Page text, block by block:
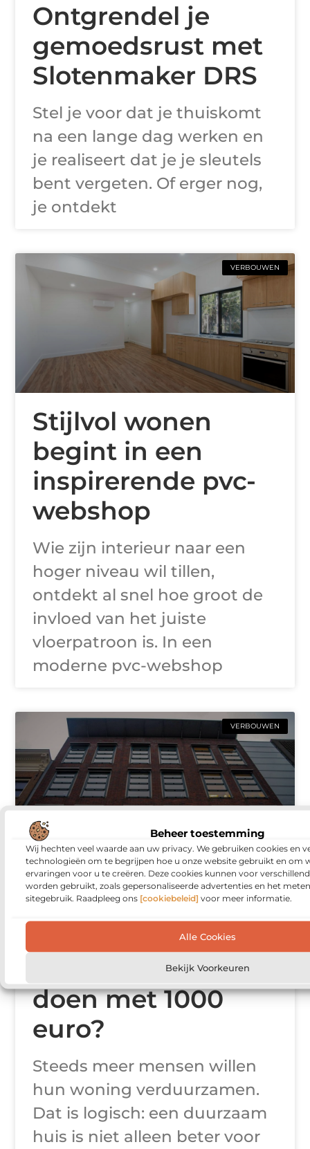
Beheer toestemming
Wij hechten veel waarde aan uw privacy. We gebruiken cookies en
technologieën om te begrijpen hoe u onze website gebruikt en om
ervaringen voor u te creëren. Deze cookies kunnen voor
worden gebruikt, zoals gepersonaliseerde advertenties en het
sitegebruik. Raadpleeg ons [cookiebeleid] voor meer informatie.
Alle Cookies
Bekijk Voorkeuren
Ontgrendel je
gemoedsrust met
Slotenmaker DRS
Stel je voor dat je thuiskomt
na een lange dag werken en
je realiseert dat je je sleutels
bent vergeten. Of erger nog,
je ontdekt
VERBOUWEN
Stijlvol wonen
begint in een
inspirerende pvc-
webshop
Wie zijn interieur naar een
hoger niveau wil tillen,
ontdekt al snel hoe groot de
invloed van het juiste
vloerpatroon is. In een
moderne pvc-webshop
VERBOUWEN
Je huis
verduurzamen
met een klein
budget: wat kun je
doen met 1000
euro?
Steeds meer mensen willen
hun woning verduurzamen.
Dat is logisch: een duurzaam
huis is niet alleen beter voor